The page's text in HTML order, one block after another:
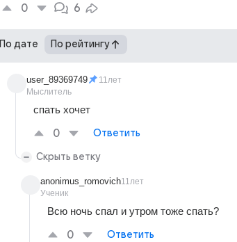
0 6
По дате По рейтингу
user_89369749
Мыслитель
11лет
спать хочет
0 Ответить
Скрыть ветку
anonimus_romovich
Ученик
11лет
Всю ночь спал и утром тоже спать?
0 Ответить